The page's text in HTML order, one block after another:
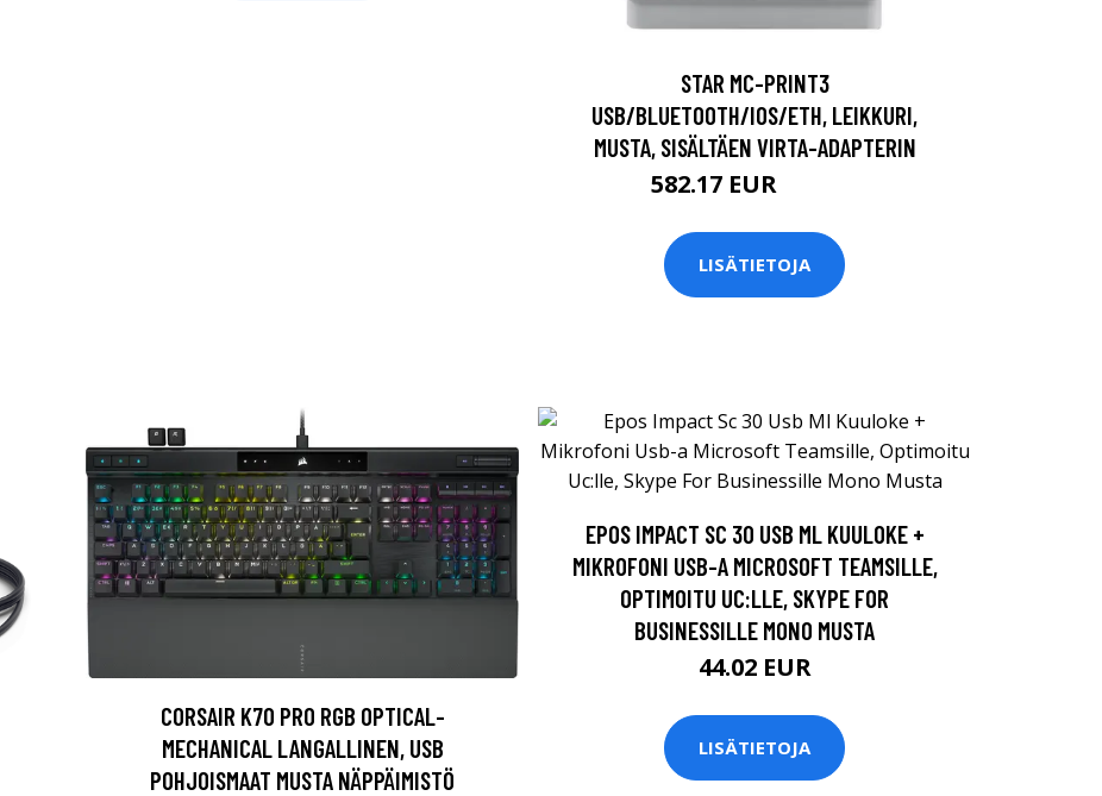
STAR MC-PRINT3
USB/BLUETOOTH/IOS/ETH, LEIKKURI,
MUSTA, SISÄLTÄEN VIRTA-ADAPTERIN
582.17 EUR
LISÄTIETOJA
CORSAIR K70 PRO RGB OPTICAL-
MECHANICAL LANGALLINEN, USB
POHJOISMAAT MUSTA NÄPPÄIMISTÖ
EPOS IMPACT SC 30 USB ML KUULOKE +
MIKROFONI USB-A MICROSOFT TEAMSILLE,
OPTIMOITU UC:LLE, SKYPE FOR
BUSINESSILLE MONO MUSTA
44.02 EUR
LISÄTIETOJA